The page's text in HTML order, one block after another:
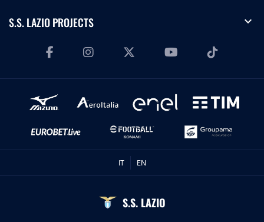
S.S. LAZIO PROJECTS expand_more
IT EN
S.S. LAZIO